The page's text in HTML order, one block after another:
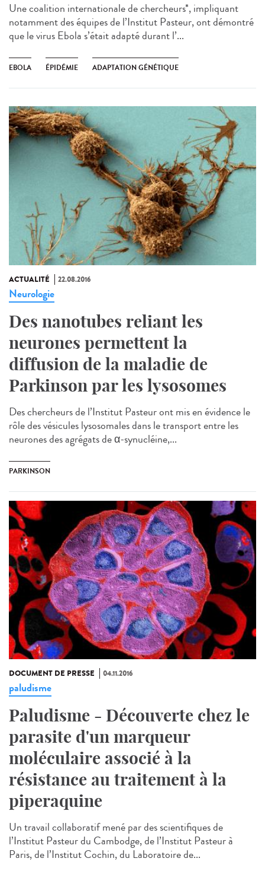
Une coalition internationale de chercheurs*, impliquant
notamment des équipes de l’Institut Pasteur, ont démontré
que le virus Ebola s’était adapté durant l’...
EBOLA ÉPIDÉMIE ADAPTATION GÉNÉTIQUE
ACTUALITÉ 22.08.2016
Neurologie
Des nanotubes reliant les
neurones permettent la
diffusion de la maladie de
Parkinson par les lysosomes
Des chercheurs de l’Institut Pasteur ont mis en évidence le
rôle des vésicules lysosomales dans le transport entre les
neurones des agrégats de α-synucléine,...
PARKINSON
DOCUMENT DE PRESSE 04.11.2016
paludisme
Paludisme - Découverte chez le
parasite d'un marqueur
moléculaire associé à la
résistance au traitement à la
piperaquine
Un travail collaboratif mené par des scientifiques de
l’Institut Pasteur du Cambodge, de l’Institut Pasteur à
Paris, de l’Institut Cochin, du Laboratoire de...